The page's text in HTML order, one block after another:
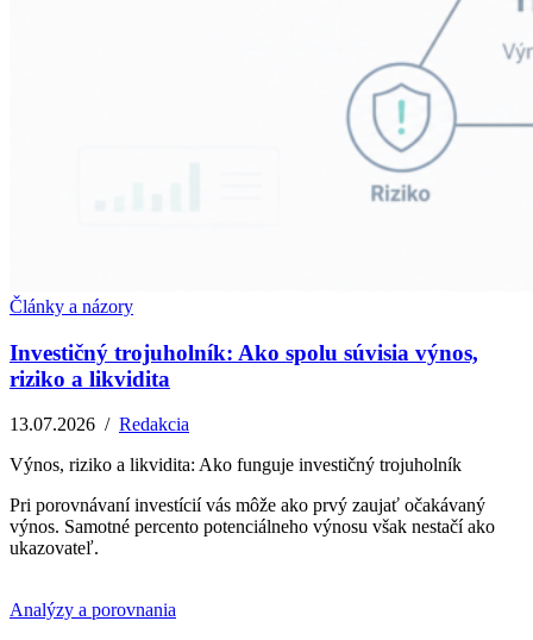
Články a názory
Investičný trojuholník: Ako spolu súvisia výnos,
riziko a likvidita
13.07.2026 / Redakcia
Výnos, riziko a likvidita: Ako funguje investičný trojuholník
Pri porovnávaní investícií vás môže ako prvý zaujať očakávaný
výnos. Samotné percento potenciálneho výnosu však nestačí ako
ukazovateľ.
Analýzy a porovnania